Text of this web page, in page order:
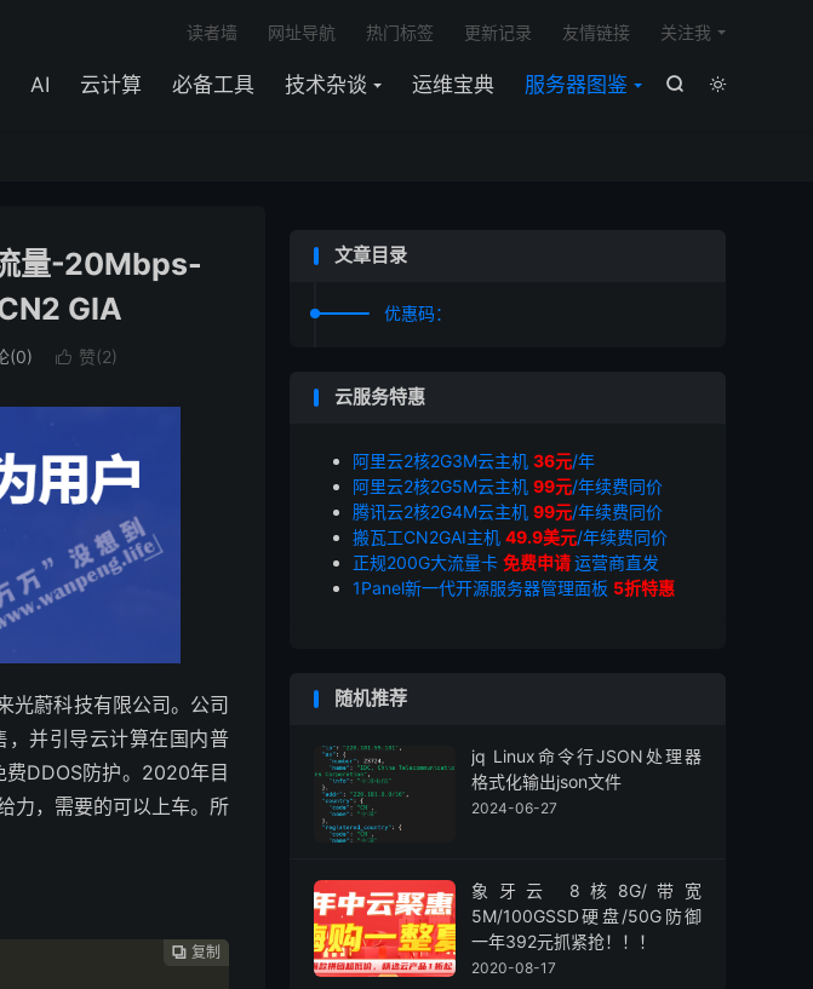


AI 云计算 必备工具 技术杂谈 运维宝典 服务器图鉴
读者墙 网址导航 热门标签 更新记录 友情链接 关注我
量-20Mbps-
GIA
(0)  赞(2)
光蔚科技有限公司。公司
并引导云计算在国内普
DDOS防护。2020年目
力，需要的可以上车。所
 复制
 复制
 复制
 复制
文章目录
优惠码：
云服务特惠
阿里云2核2G3M云主机 36元/年
阿里云2核2G5M云主机 99元/年续费同价
腾讯云2核2G4M云主机 99元/年续费同价
搬瓦工CN2GAI主机 49.9美元/年续费同价
正规200G大流量卡 免费申请运营商直发
1Panel新一代开源服务器管理面板 5折特惠
随机推荐
jq Linux命令行JSON处理器
格式化输出json文件
2024-06-27
象牙云 8核8G/带宽
5M/100GSSD硬盘/50G防御
一年392元抓紧抢！！！
2020-08-17